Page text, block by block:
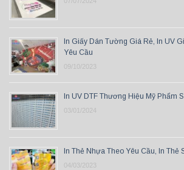
In Giấy Dán Tường Giá Rẻ, In UV
Yêu Cầu
09/10/2023
In UV DTF Thương Hiệu Mỹ Phẩm
03/01/2024
In Thẻ Nhựa Theo Yêu Cầu, In Thẻ
04/03/2023